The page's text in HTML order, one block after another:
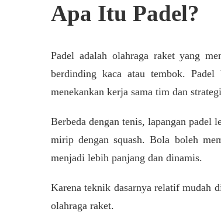
Apa Itu Padel?
Padel adalah olahraga raket yang
berdinding kaca atau tembok.
menekankan kerja sama tim dan
Berbeda dengan tenis, lapangan
mirip dengan squash. Bola boleh
menjadi lebih panjang dan dinamis.
Karena teknik dasarnya relatif mudah
olahraga raket.